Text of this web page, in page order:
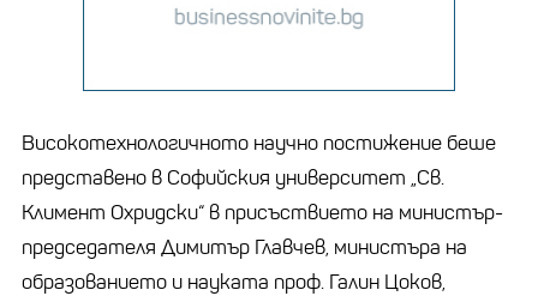
Високотехнологичното научно постижение беше
представено в Софийския университет „Св.
Климент Охридски“ в присъствието на министър-
председателя Димитър Главчев, министъра на
образованието и науката проф. Галин Цоков,